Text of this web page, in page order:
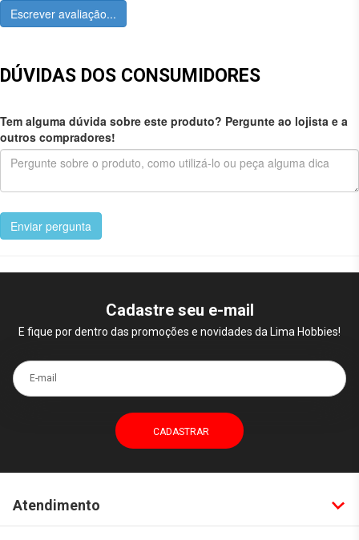
Escrever avaliação...
DÚVIDAS DOS CONSUMIDORES
Tem alguma dúvida sobre este produto? Pergunte ao lojista e a
outros compradores!
Enviar pergunta
Cadastre seu e-mail
E fique por dentro das promoções e novidades da Lima Hobbies!
E-mail
Atendimento